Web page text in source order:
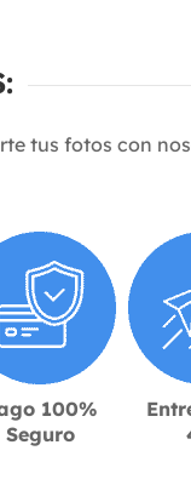
tus fotos con
100%
Seguro